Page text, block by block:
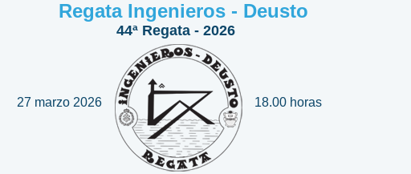
Regata Ingenieros - Deusto
44ª Regata - 2026
27 marzo 2026 18.00 horas